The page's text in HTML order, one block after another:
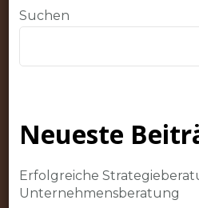
Suchen
Neueste
Erfolgreiche
Unternehmensberatung